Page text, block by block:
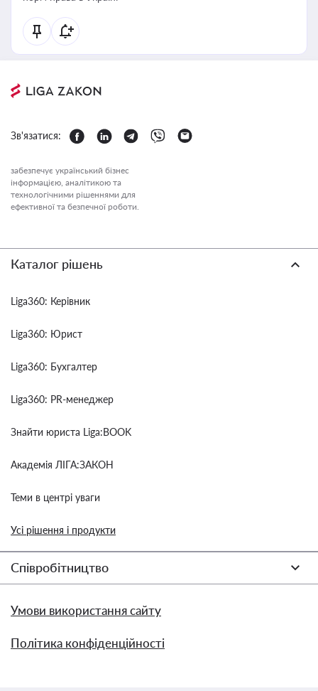
Зв'язатися:
забезпечує український бізнес
інформацією, аналітикою та
технологічними рішеннями для
ефективної та безпечної роботи.
Каталог рішень
Liga360: Керівник
Liga360: Юрист
Liga360: Бухгалтер
Liga360: PR-менеджер
Знайти юриста Liga:BOOK
Академія ЛІГА:ЗАКОН
Теми в центрі уваги
Усі рішення і продукти
Співробітництво
Умови використання сайту
Політика конфіденційності